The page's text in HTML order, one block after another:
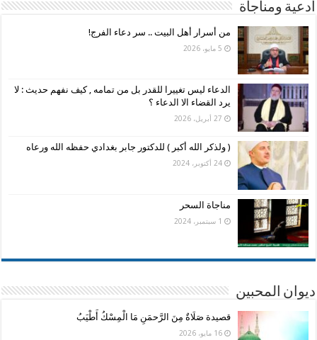
أدعية ومناجاة
من أسرار أهل البيت .. سر دعاء الفرج!
5 مايو، 2026
الدعاء ليس تغييرا للقدر بل من تمامه , كيف نفهم حديث : لا
يرد القضاء الا الدعاء ؟
27 أبريل، 2026
( ولذكر الله أكبر ) للدكتور جابر بغدادي حفظه الله ورعاه
24 أكتوبر، 2024
مناجاة السحر
1 سبتمبر، 2024
ديوان المحبين
قصيدة صَلَاةٌ مِنَ الرَّحمَنِ مَا الْمِسْكُ أَطْيَبُ
16 مايو، 2026